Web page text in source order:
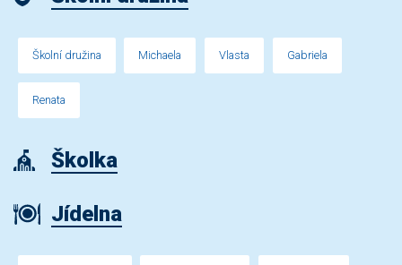
Školní družina Michaela Vlasta Gabriela
Renata
Školka
Jídelna